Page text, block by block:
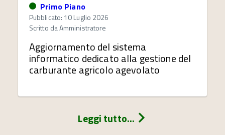
Primo Piano
Pubblicato: 10 Luglio 2026
Scritto daAmministratore
Aggiornamento del sistema
informatico dedicato alla gestione del
carburante agricolo agevolato
Leggi tutto...